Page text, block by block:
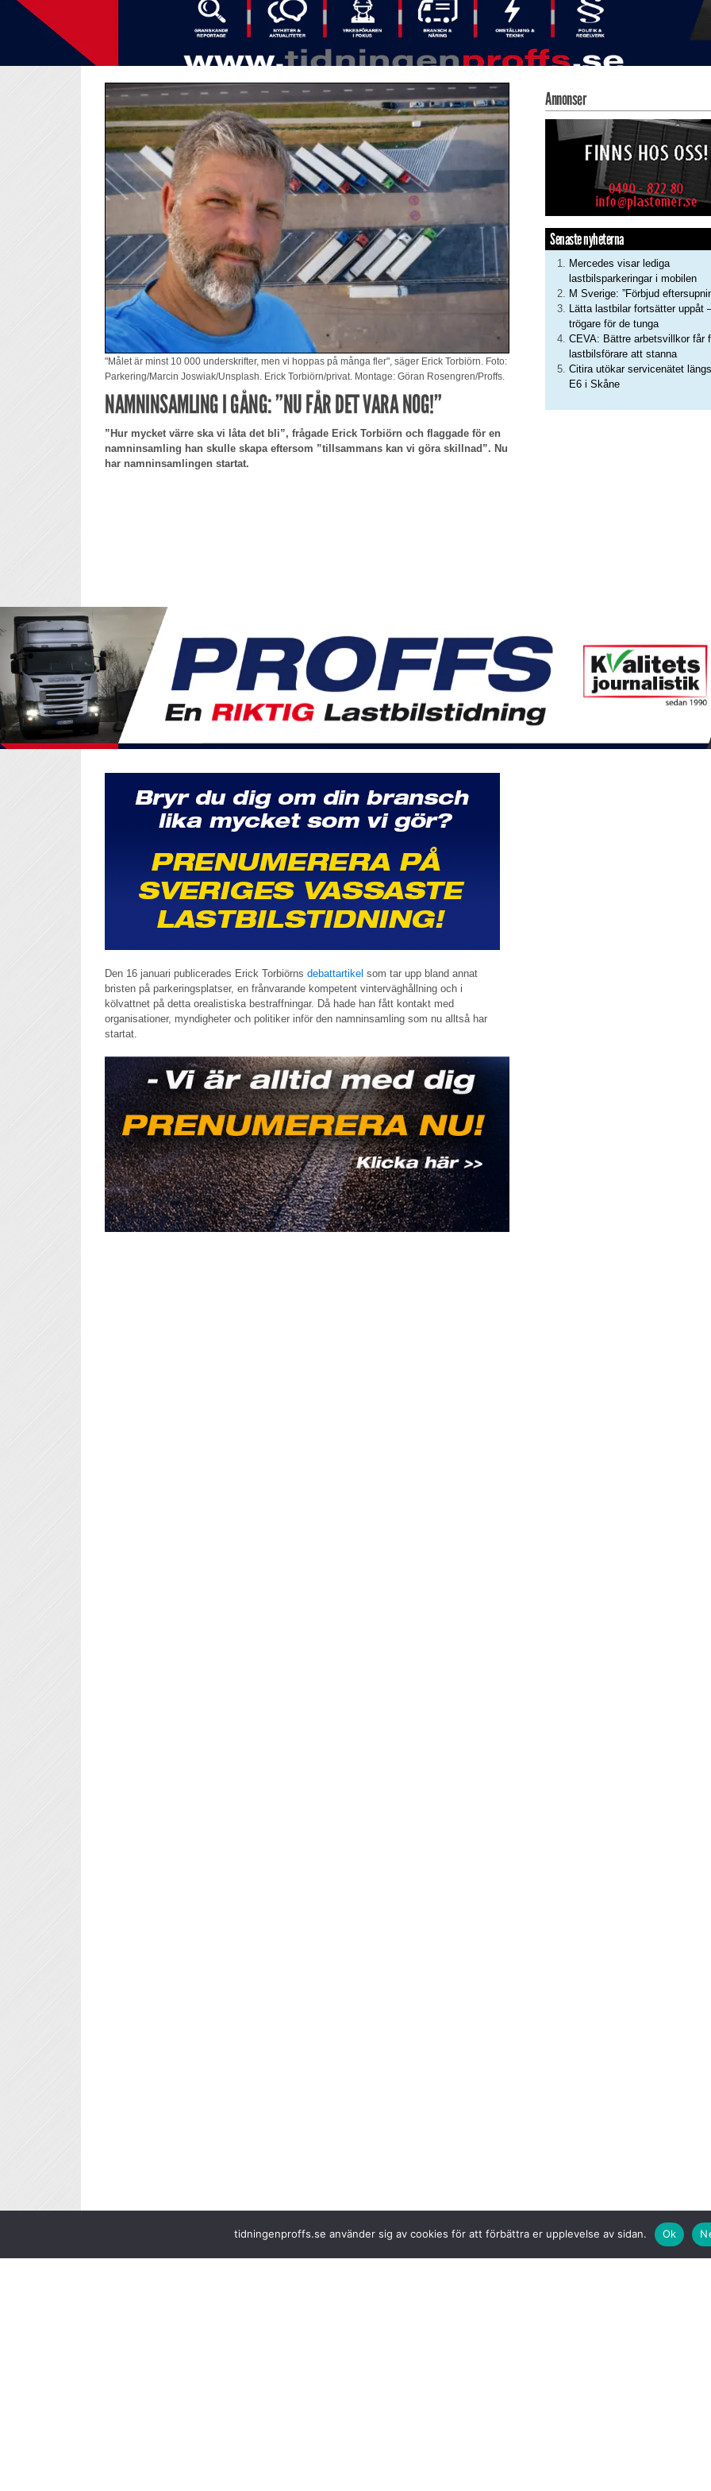
"Målet är minst 10 000 underskrifter, men vi hoppas på många fler", säger Erick Torbiörn. Foto:
Parkering/Marcin Joswiak/Unsplash. Erick Torbiörn/privat. Montage: Göran Rosengren/Proffs.
NAMNINSAMLING I GÅNG: ”NU FÅR DET VARA NOG!”
”Hur mycket värre ska vi låta det bli”, frågade Erick Torbiörn och flaggade för en
namninsamling han skulle skapa eftersom ”tillsammans kan vi göra skillnad”. Nu
har namninsamlingen startat.
Den 16 januari publicerades Erick Torbiörns debattartikel som tar upp bland annat
bristen på parkeringsplatser, en frånvarande kompetent vinterväghållning och i
kölvattnet på detta orealistiska bestraffningar. Då hade han fått kontakt med
organisationer, myndigheter och politiker inför den namninsamling som nu alltså har
startat.
Annonser
Senaste nyheterna
Mercedes visar lediga
lastbilsparkeringar i mobilen
M Sverige: ”Förbjud
Lätta lastbilar fortsätter uppåt
trögare för de tunga
CEVA: Bättre arbetsvillkor får
lastbilsförare att stanna
Citira utökar servicenätet längs
E6 i Skåne
tidningenproffs.se använder sig av cookies för att förbättra er upplevelse av sidan. Ok